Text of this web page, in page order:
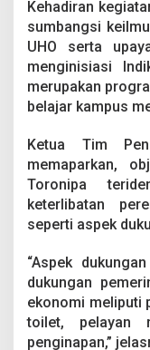
t
i
i
i
Kehadiran
sumbangsi
UHO serta
menginisiasi
merupakan
belajar kampus
Ketua Tim
memaparkan,
Toronipa
keterlibatan
seperti aspek
“Aspek
dukungan
ekonomi meliputi
toilet, pelayan
penginapan,”